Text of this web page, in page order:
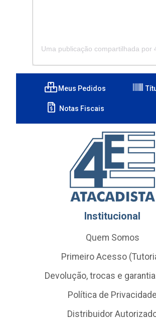
Meus Pedidos
Notas Fiscais
Institucional
Quem Somos
Primeiro Acesso
Devolução, trocas e
Política de Privacidade
Distribuidor